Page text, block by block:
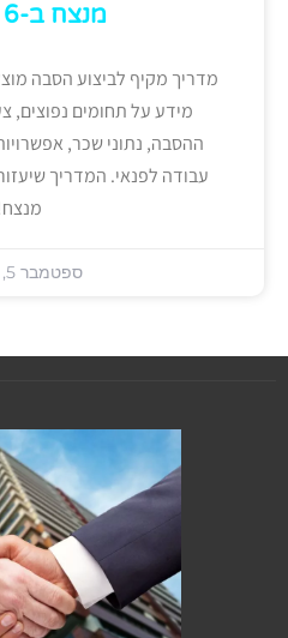
מנצח ב-6 צעדים
מדריך מקיף לביצוע הסבה
מידע על תחומים נפוצים,
ההסבה, נתוני שכר, אפשרויות
עבודה לפנאי. המדריך
ספטמבר 5, 2024